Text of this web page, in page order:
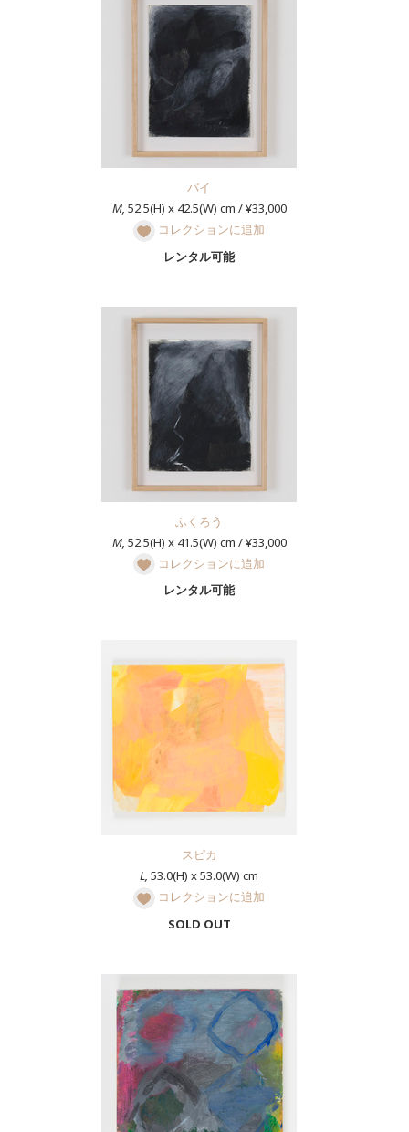
バイ
M, 52.5(H) x 42.5(W) cm / ¥33,000
コレクションに追加
レンタル可能
ふくろう
M, 52.5(H) x 41.5(W) cm / ¥33,000
コレクションに追加
レンタル可能
スピカ
L, 53.0(H) x 53.0(W) cm
コレクションに追加
SOLD OUT